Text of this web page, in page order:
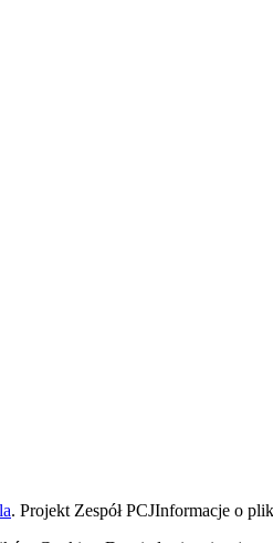
. Projekt Zespół PCJInformacje o